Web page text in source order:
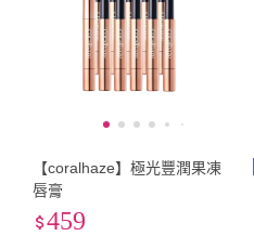
【coralhaze】極光豐潤果凍
唇膏
459